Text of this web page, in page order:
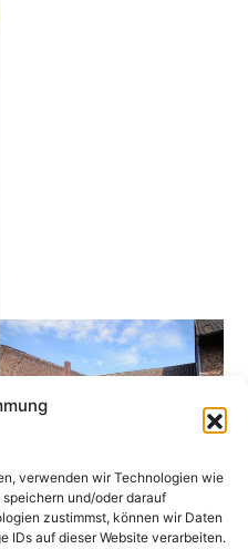
verwenden wir Technologien wie
und/oder darauf
zustimmst, können wir Daten
IDs auf dieser Website verarbeiten.